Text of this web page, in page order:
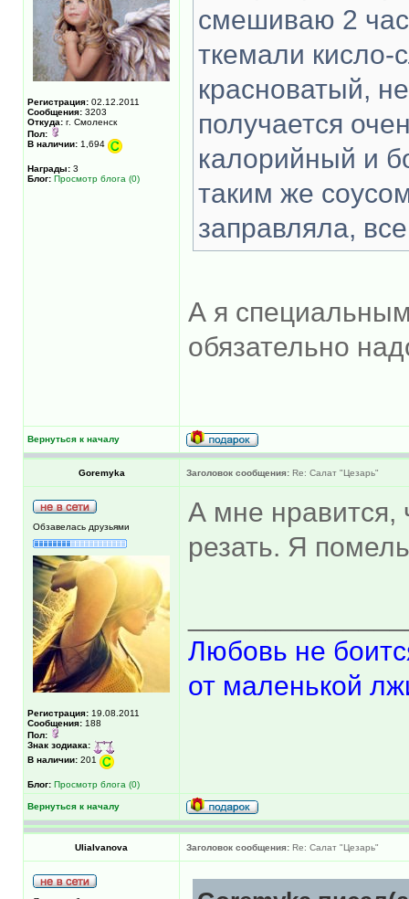
Регистрация: 02.12.2011
Сообщения: 3203
Откуда: г. Смоленск
Пол:
В наличии: 1,694
Награды: 3
Блог: Просмотр блога (0)
смешиваю 2
ткемали кисло-
красноватый,
получается
калорийный и
таким же
заправляла,
А я
обязательно
Вернуться к началу
Goremyka Заголовок сообщения: Re: Салат "Цезарь"
Обзавелась друзьями
Регистрация: 19.08.2011
Сообщения: 188
Пол:
Знак зодиака:
В наличии: 201
Блог: Просмотр блога (0)
А мне нравится,
резать. Я
Любовь не
от маленькой
Вернуться к началу
UliaIvanova Заголовок сообщения: Re: Салат "Цезарь"